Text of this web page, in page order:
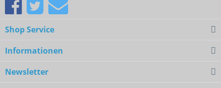
Shop Service
Informationen
Newsletter